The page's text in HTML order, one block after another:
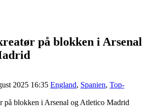
på blokken i Arsenal
2025 16:35 England, Spanien, Top-